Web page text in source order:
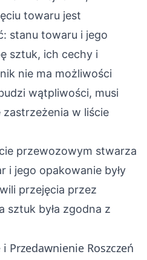
towaru jest
stanu towaru i jego
sztuk, ich cechy i
nie ma możliwości
wątpliwości, musi
w liście
przewozowym stwarza
i jego opakowanie były
przejęcia przez
sztuk była zgodna z
Przedawnienie Roszczeń